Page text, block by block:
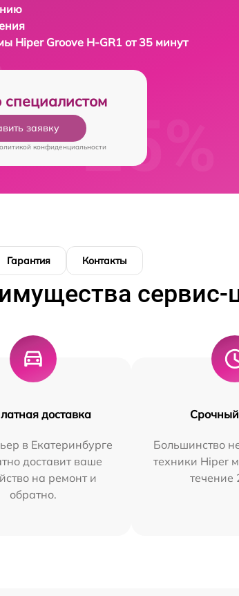
Hiper Groove H-GR1 от 35 минут
специалистом
заявку
конфиденциальности
Гарантия Контакты
сервис-
доставка
в Екатеринбурге
доставит ваше
на ремонт и
обратно.
Большинство
техники Hiper
течение